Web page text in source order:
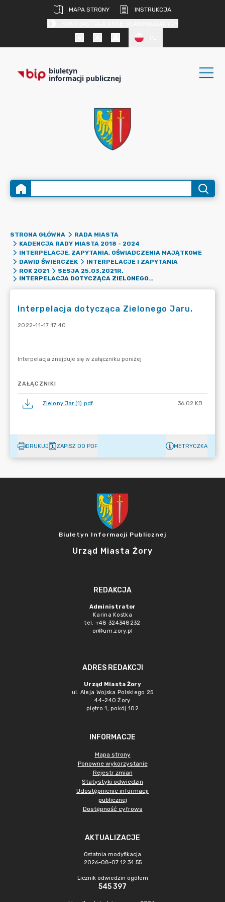
MAPA STRONY
INSTRUKCJA
biuletyn
informacji publicznej
STRONA GŁÓWNA
RADA MIASTA
KADENCJA RADY MIASTA 2018 - 2024
INTERPELACJE, ZAPYTANIA, OŚWIADCZENIA MAJĄTKOWE
DAWID ŚWIERCZEK
INTERPELACJE I ZAPYTANIA
ROK 2021
SESJA 25.03.2021R.
INTERPELACJA DOTYCZĄCA ZIELONEGO JARU.
Interpelacja dotycząca Zielonego Jaru.
2022-11-17 17:40
ZAŁĄCZNIKI
Zielony Jar (1).pdf 36.02 KB
DRUKUJ ZAPISZ DO PDF METRYCZKA
Biuletyn Informacji Publicznej
Urząd Miasta Żory
REDAKCJA
Administrator
Karina Kostka
tel. +48 324348232
or@um.zory.pl
ADRES REDAKCJI
Urząd Miasta Żory
ul. Aleja Wojska Polskiego 25
44-240 Żory
piętro 1, pokój 102
INFORMACJE
Mapa strony
Ponowne wykorzystanie
Rejestr zmian
Statystyki odwiedzin
Udostępnienie informacji
publicznej
Dostępność cyfrowa
AKTUALIZACJE
Ostatnia modyfikacja
2026-08-07 12:34:55
Licznik odwiedzin ogółem
545 397